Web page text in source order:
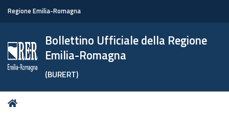
Regione Emilia-Romagna
Bollettino Ufficiale della Regione
Emilia-Romagna
(BURERT)
Tu